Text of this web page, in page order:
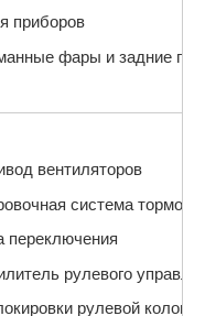
приборов
фары и задние
вентиляторов
система
переключения
рулевого
рулевой колонки